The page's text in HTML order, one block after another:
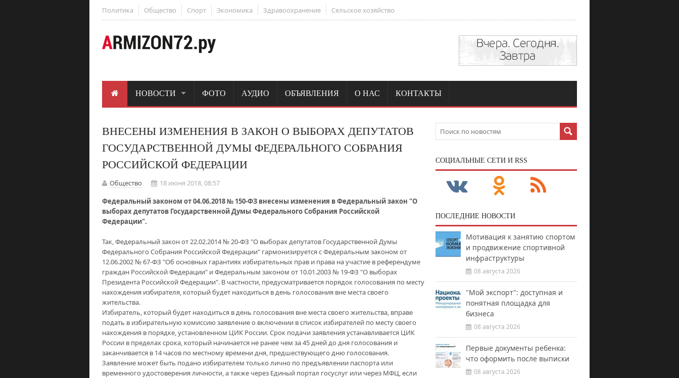
Политика Общество Спорт Экономика Здравоохранение Сельское хозяйство
НОВОСТИ ФОТО АУДИО ОБЪЯВЛЕНИЯ О НАС КОНТАКТЫ
ВНЕСЕНЫ ИЗМЕНЕНИЯ В ЗАКОН О ВЫБОРАХ ДЕПУТАТОВ
ГОСУДАРСТВЕННОЙ ДУМЫ ФЕДЕРАЛЬНОГО СОБРАНИЯ
РОССИЙСКОЙ ФЕДЕРАЦИИ
Общество
18 июня 2018, 08:57
Федеральный законом от 04.06.2018 № 150-ФЗ внесены изменения в Федеральный закон "О
выборах депутатов Государственной Думы Федерального Собрания Российской
Федерации".
Так, Федеральный закон от 22.02.2014 № 20-ФЗ "О выборах депутатов Государственной Думы
Федерального Собрания Российской Федерации" гармонизируется с Федеральным законом от
12.06.2002 № 67-ФЗ "Об основных гарантиях избирательных прав и права на участие в референдуме
граждан Российской Федерации" и Федеральным законом от 10.01.2003 № 19-ФЗ "О выборах
Президента Российской Федерации". В частности, предусматривается порядок голосования по месту
нахождения избирателя, который будет находиться в день голосования вне места своего
жительства.
Избиратель, который будет находиться в день голосования вне места своего жительства, вправе
подать в избирательную комиссию заявление о включении в список избирателей по месту своего
нахождения в порядке, установленном ЦИК России. Срок подачи заявления устанавливается ЦИК
России в пределах срока, который начинается не ранее чем за 45 дней до дня голосования и
заканчивается в 14 часов по местному времени дня, предшествующего дню голосования.
Заявление может быть подано избирателем только лично по предъявлении паспорта или
временного удостоверения личности, а также через Единый портал госуслуг или через МФЦ, если
CОЦИАЛЬНЫЕ СЕТИ И RSS
ПОСЛЕДНИЕ НОВОСТИ
Мотивация к занятию спортом
и продвижение спортивной
инфраструктуры
08 августа 2026
"Мой экспорт": доступная и
понятная площадка для
бизнеса
08 августа 2026
Первые документы ребенка:
что оформить после выписки
08 августа 2026